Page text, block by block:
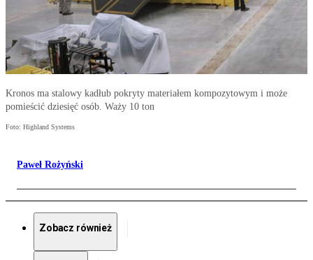
Kronos ma stalowy kadłub pokryty materiałem kompozytowym i może
pomieścić dziesięć osób. Waży 10 ton
Foto: Highland Systems
Paweł Rożyński
Zobacz również